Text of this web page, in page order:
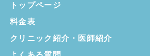
トップページ
料金表
クリニック紹介・ 医師紹介